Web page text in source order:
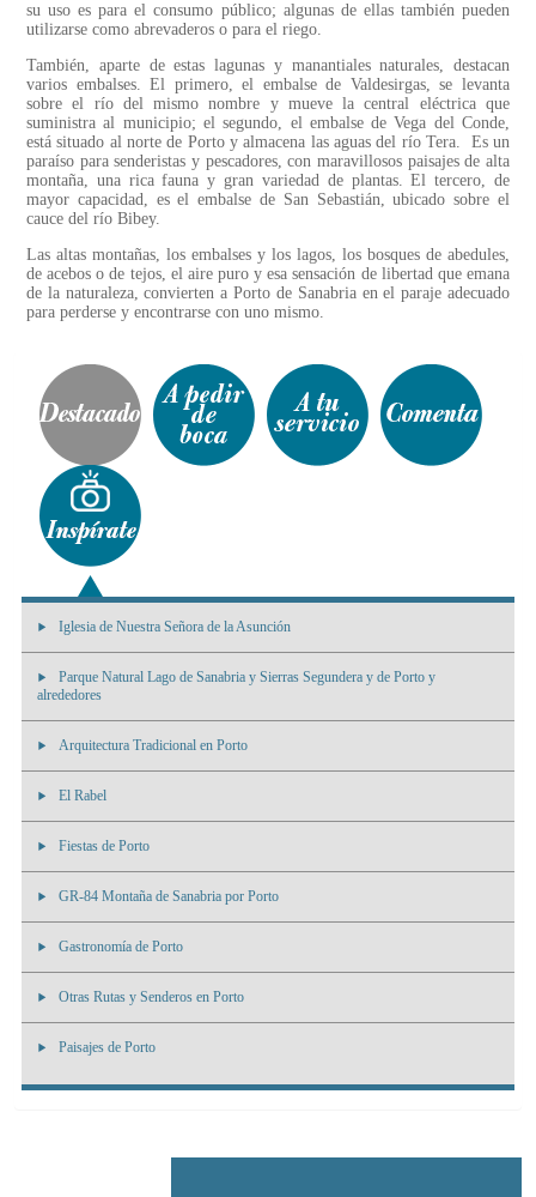
su uso es para el consumo público; algunas de ellas también pueden
utilizarse como abrevaderos o para el riego.
También, aparte de estas lagunas y manantiales naturales, destacan
varios embalses. El primero, el embalse de Valdesirgas, se levanta
sobre el río del mismo nombre y mueve la central eléctrica que
suministra al municipio; el segundo, el embalse de Vega del Conde,
está situado al norte de Porto y almacena las aguas del río Tera. Es un
paraíso para senderistas y pescadores, con maravillosos paisajes de alta
montaña, una rica fauna y gran variedad de plantas. El tercero, de
mayor capacidad, es el embalse de San Sebastián, ubicado sobre el
cauce del río Bibey.
Las altas montañas, los embalses y los lagos, los bosques de abedules,
de acebos o de tejos, el aire puro y esa sensación de libertad que emana
de la naturaleza, convierten a Porto de Sanabria en el paraje adecuado
para perderse y encontrarse con uno mismo.
Iglesia de Nuestra Señora de la Asunción
Parque Natural Lago de Sanabria y Sierras Segundera y de Porto y
alrededores
Arquitectura Tradicional en Porto
El Rabel
Fiestas de Porto
GR-84 Montaña de Sanabria por Porto
Gastronomía de Porto
Otras Rutas y Senderos en Porto
Paisajes de Porto